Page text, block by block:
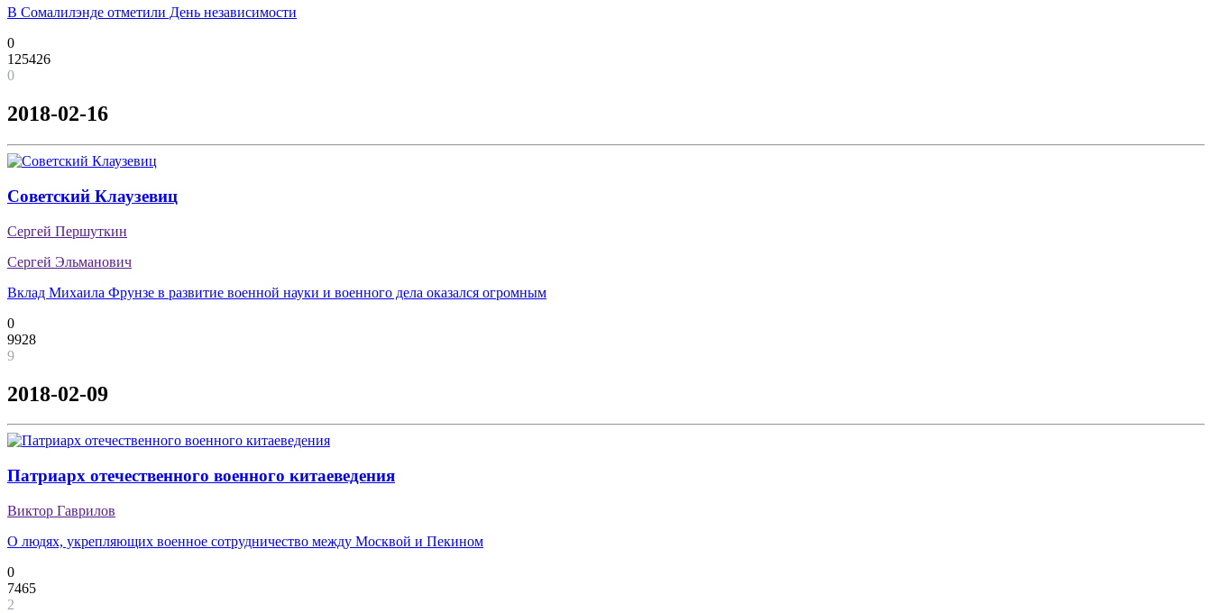
В Сомалилэнде отметили День независимости
0
125426
0
2018-02-16
Советский Клаузевиц
Сергей Першуткин
Сергей Эльманович
Вклад Михаила Фрунзе в развитие военной науки и военного дела оказался огромным
0
9928
9
2018-02-09
Патриарх отечественного военного китаеведения
Виктор Гаврилов
О людях, укрепляющих военное сотрудничество между Москвой и Пекином
0
7465
2